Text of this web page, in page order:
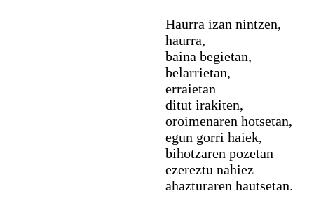
Haurra izan nintzen,
haurra,
baina begietan,
belarrietan,
erraietan
ditut irakiten,
oroimenaren hotsetan,
egun gorri haiek,
bihotzaren pozetan
ezereztu nahiez
ahazturaren hautsetan.